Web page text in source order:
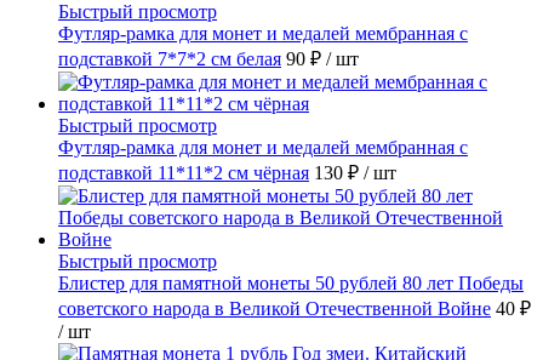
Быстрый просмотр
Футляр-рамка для монет и медалей мембранная с
подставкой 7*7*2 см белая 90 ₽ / шт
Быстрый просмотр
Футляр-рамка для монет и медалей мембранная с
подставкой 11*11*2 см чёрная 130 ₽ / шт
Быстрый просмотр
Блистер для памятной монеты 50 рублей 80 лет Победы
советского народа в Великой Отечественной Войне 40 ₽
/ шт